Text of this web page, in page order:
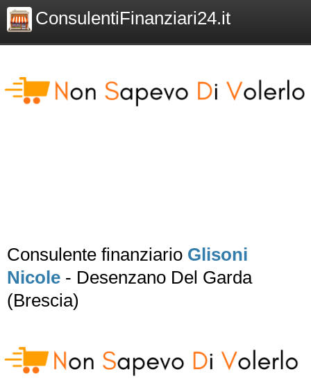
ConsulentiFinanziari24.it
Consulente finanziario Glisoni
Nicole - Desenzano Del Garda
(Brescia)